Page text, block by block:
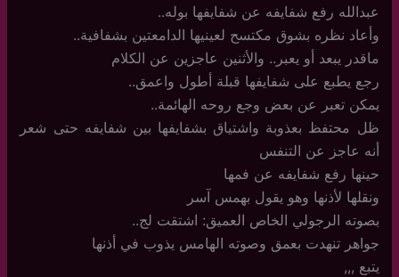
عبدالله رفع شفايفه عن شفايفها بوله..
وأعاد نظره بشوق مكتسح لعينيها الدامعتين بشفافية..
ماقدر يبعد أو يعبر.. والأثنين عاجزين عن الكلام
رجع يطبع على شفايفها قبلة أطول واعمق..
يمكن تعبر عن بعض وجع روحه الهائمة..
ظل محتفظ بعذوبة واشتياق بشفايفها بين شفايفه حتى شعر
أنه عاجز عن التنفس
حينها رفع شفايفه عن فمها
ونقلها لأذنها وهو يقول بهمس آسر
بصوته الرجولي الخاص العميق: اشتقت لج..
جواهر تنهدت بعمق وصوته الهامس يذوب في أذنها
يتبع ,,,